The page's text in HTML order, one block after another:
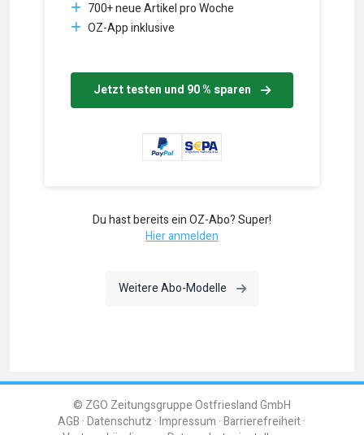
700+ neue Artikel pro Woche
OZ-App inklusive
Jetzt testen und 90 % sparen
Du hast bereits ein OZ-Abo? Super!
Hier anmelden
Weitere Abo-Modelle
© ZGO Zeitungsgruppe Ostfriesland GmbH
AGB Datenschutz Impressum Barrierefreiheit